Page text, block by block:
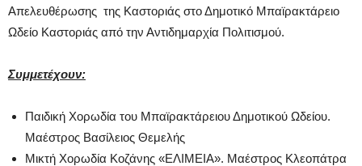
Απελευθέρωσης της Καστοριάς στο Δημοτικό Μπαϊρακτάρειο
Ωδείο Καστοριάς από την Αντιδημαρχία Πολιτισμού.
Συμμετέχουν:
Παιδική Χορωδία του Μπαϊρακτάρειου Δημοτικού Ωδείου.
Μαέστρος Βασίλειος Θεμελής
Μικτή Χορωδία Κοζάνης «ΕΛΙΜΕΙΑ». Μαέστρος Κλεοπάτρα